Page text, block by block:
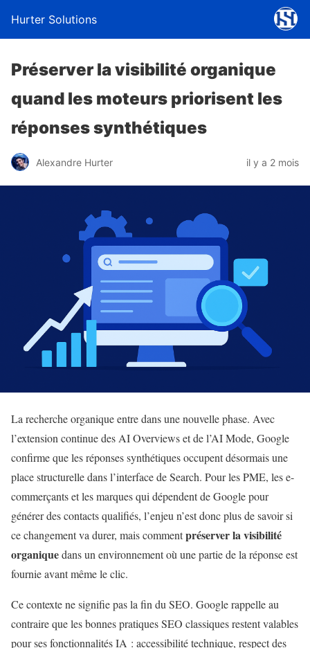
Hurter Solutions
Préserver la visibilité organique
quand les moteurs priorisent les
réponses synthétiques
Alexandre Hurter il y a 2 mois
La recherche organique entre dans une nouvelle phase. Avec
l’extension continue des AI Overviews et de l’AI Mode, Google
confirme que les réponses synthétiques occupent désormais une
place structurelle dans l’interface de Search. Pour les PME, les e-
commerçants et les marques qui dépendent de Google pour
générer des contacts qualifiés, l’enjeu n’est donc plus de savoir si
ce changement va durer, mais commentpréserver la visibilité
organiquedans un environnement où une partie de la réponse est
fournie avant même le clic.
Ce contexte ne signifie pas la fin du SEO. Google rappelle au
contraire que les bonnes pratiques SEO classiques restent valables
pour ses fonctionnalités IA : accessibilité technique, respect des